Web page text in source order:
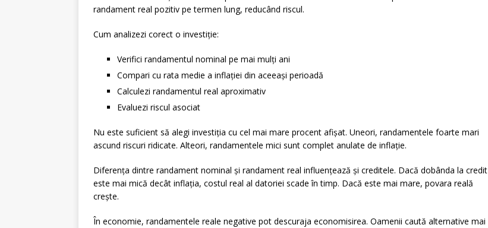
randament real pozitiv pe termen lung, reducând riscul.
Cum analizezi corect o investiție:
Verifici randamentul nominal pe mai mulți ani
Compari cu rata medie a inflației din aceeași perioadă
Calculezi randamentul real aproximativ
Evaluezi riscul asociat
Nu este suficient să alegi investiția cu cel mai mare procent afișat. Uneori, randamentele foarte mari
ascund riscuri ridicate. Alteori, randamentele mici sunt complet anulate de inflație.
Diferența dintre randament nominal și randament real influențează și creditele. Dacă dobânda la credit
este mai mică decât inflația, costul real al datoriei scade în timp. Dacă este mai mare, povara reală
crește.
În economie, randamentele reale negative pot descuraja economisirea. Oamenii caută alternative mai